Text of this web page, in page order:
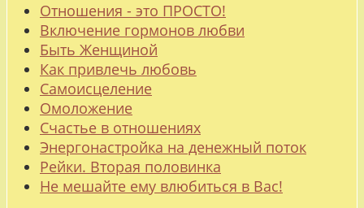
Отношения - это ПРОСТО!
Включение гормонов любви
Быть Женщиной
Как привлечь любовь
Самоисцеление
Омоложение
Счастье в отношениях
Энергонастройка на денежный поток
Рейки. Вторая половинка
Не мешайте ему влюбиться в Вас!